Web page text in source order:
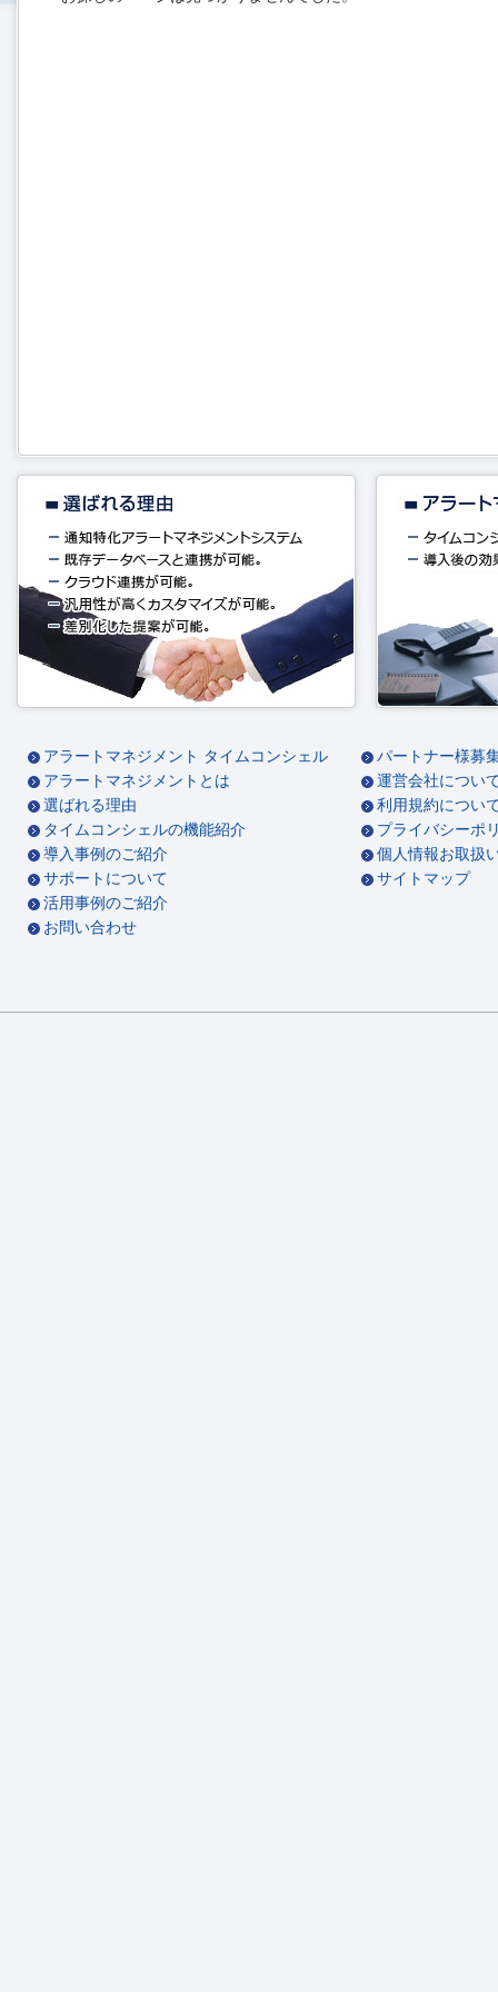
アラートマネジメント タイムコンシェル
アラートマネジメントとは
選ばれる理由
タイムコンシェルの機能紹介
導入事例のご紹介
サポートについて
活用事例のご紹介
お問い合わせ
パートナー様募
運営会社につい
利用規約につい
プライバシーポ
個人情報お取扱
サイトマップ